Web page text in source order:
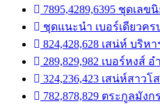
7895,4289,6395 ชุดเลข
ชุดแนะนำ เบอร์เดียวคร
824,428,628 เสน่ห์ บริห
289,829,982 เบอร์หงส์
324,236,423 เสน่ห์สาว
782,878,829 ตระกูลมัง